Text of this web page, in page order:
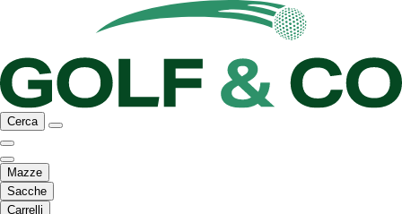
Cerca
Mazze
Sacche
Carrelli